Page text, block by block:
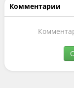
Комментарии